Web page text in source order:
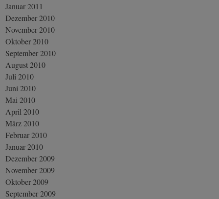
Januar 2011
Dezember 2010
November 2010
Oktober 2010
September 2010
August 2010
Juli 2010
Juni 2010
Mai 2010
April 2010
März 2010
Februar 2010
Januar 2010
Dezember 2009
November 2009
Oktober 2009
September 2009